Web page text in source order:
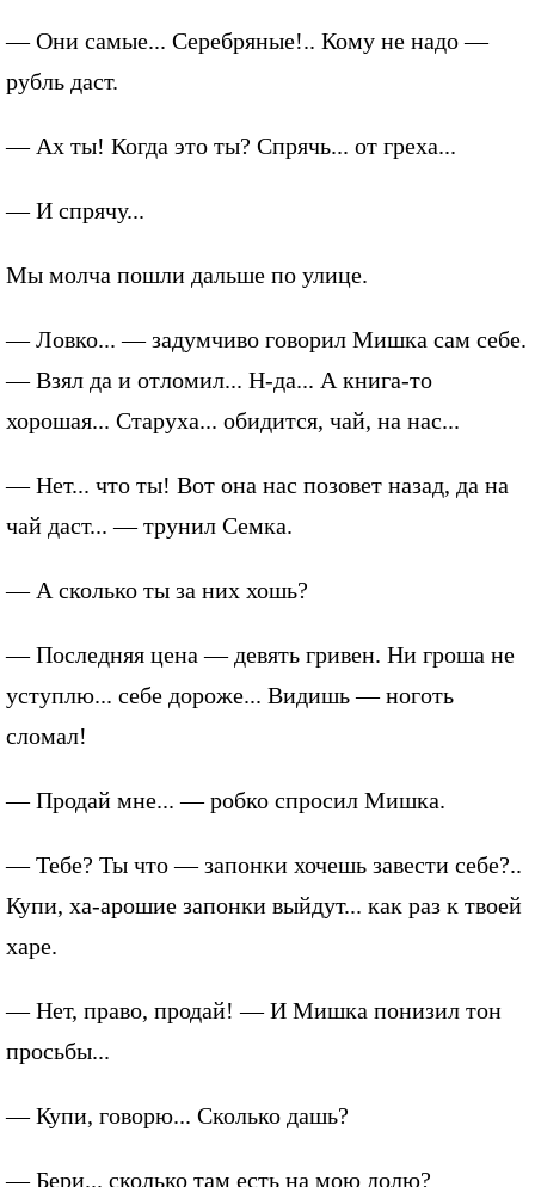
— Они самые... Серебряные!.. Кому не надо —
рубль даст.
— Ах ты! Когда это ты? Спрячь... от греха...
— И спрячу...
Мы молча пошли дальше по улице.
— Ловко... — задумчиво говорил Мишка сам себе.
— Взял да и отломил... Н-да... А книга-то
хорошая... Старуха... обидится, чай, на нас...
— Нет... что ты! Вот она нас позовет назад, да на
чай даст... — трунил Семка.
— А сколько ты за них хошь?
— Последняя цена — девять гривен. Ни гроша не
уступлю... себе дороже... Видишь — ноготь
сломал!
— Продай мне... — робко спросил Мишка.
— Тебе? Ты что — запонки хочешь завести себе?..
Купи, ха-арошие запонки выйдут... как раз к твоей
харе.
— Нет, право, продай! — И Мишка понизил тон
просьбы...
— Купи, говорю... Сколько дашь?
— Бери... сколько там есть на мою долю?